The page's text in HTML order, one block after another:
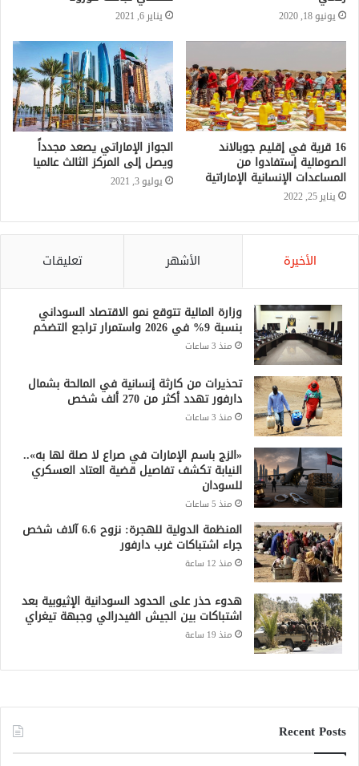
يناير 6, 2021
16 قرية في إقليم جوبالاند
الصومالية إستفادوا من
المساعدات الإنسانية الإماراتية
يناير 25, 2022
الجواز الإماراتي يصعد مجدداً
ويصل إلى المركز الثالث عالميا
يوليو 3, 2021
الأخيرة الأشهر تعليقات
وزارة المالية تتوقع نمو الاقتصاد السوداني
بنسبة 9% في 2026 واستمرار تراجع التضخم
منذ 3 ساعات
تحذيرات من كارثة إنسانية في المالحة بشمال
دارفور تهدد أكثر من 270 ألف شخص
منذ 3 ساعات
«الزج باسم الإمارات في صراع لا صلة لها به»..
النيابة تكشف تفاصيل قضية العتاد العسكري
للسودان
منذ 5 ساعات
المنظمة الدولية للهجرة: نزوح 6.6 آلاف شخص
جراء اشتباكات غرب دارفور
منذ 12 ساعة
هدوء حذر على الحدود السودانية الإثيوبية بعد
اشتباكات بين الجيش الفيدرالي وجبهة تيغراي
منذ 19 ساعة
Recent Posts